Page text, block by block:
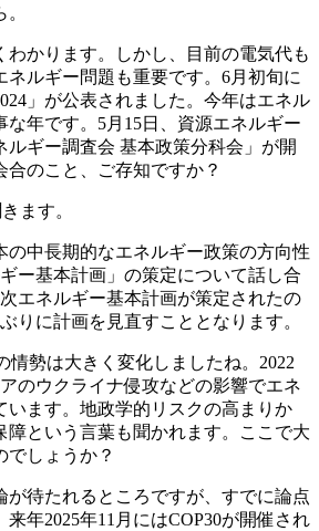
わかります。しかし、目前の電気代も
ネルギー問題も重要です。6月初旬に
」が公表されました。今年はエネル
な年です。5月15日、資源エネルギー
ルギー調査会 基本政策分科会」が開
のこと、ご存知ですか？
ます。
の中長期的なエネルギー政策の方向性
ー基本計画」の策定について話し合
エネルギー基本計画が策定されたの
りに計画を見直すこととなります。
情勢は大きく変化しましたね。2022
のウクライナ侵攻などの影響でエネ
います。地政学的リスクの高まりか
障という言葉も聞かれます。ここで大
でしょうか？
が待たれるところですが、すでに論点
年2025年11月にはCOP30が開催され